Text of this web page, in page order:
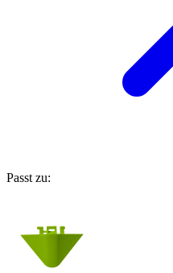
Passt zu: